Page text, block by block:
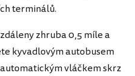
terminálů.
zhruba 0,5 míle a
kyvadlovým autobusem
vláčkem skrz